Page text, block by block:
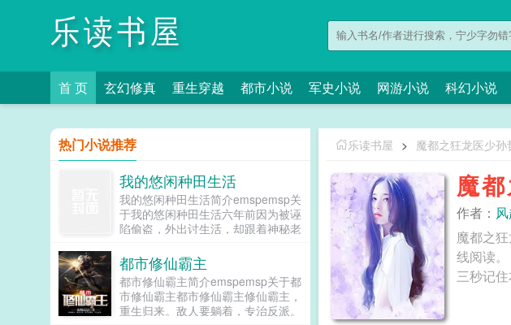
乐读书屋
首 页 玄幻修真 重生穿越 都市小说 军史小说 网游小说 科幻小说
乐读书屋 > 魔都之狂龙医少孙
魔
作者：
魔都之
线阅读。
热门小说推荐
我的悠闲种田生活
我的悠闲种田生活简介emspemsp关
于我的悠闲种田生活六年前因为被诬
陷偷盗，外出讨生活，却跟着神秘老
师姐师妹，回家当个小农民。然而师
弟啊，你怎么就把大师姐给忘了啊？
你知道大师姐很想你的呀！大师姐找
来了！师弟啊，你是不是不喜欢二师
姐了呀？我来给你捶捶背揉揉肩呀！
都市修仙霸主
都市修仙霸主简介emspemsp关于都
市修仙霸主都市修仙霸主修仙霸主，
重生归来。敌人要躺着，专治反派。